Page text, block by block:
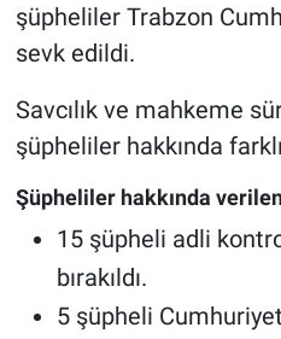
şüpheliler Trabzon
sevk edildi.
Savcılık ve mahkeme
şüpheliler hakkında
Şüpheliler hakkında
15 şüpheli adli
bırakıldı.
5 şüpheli Cumhuriyet